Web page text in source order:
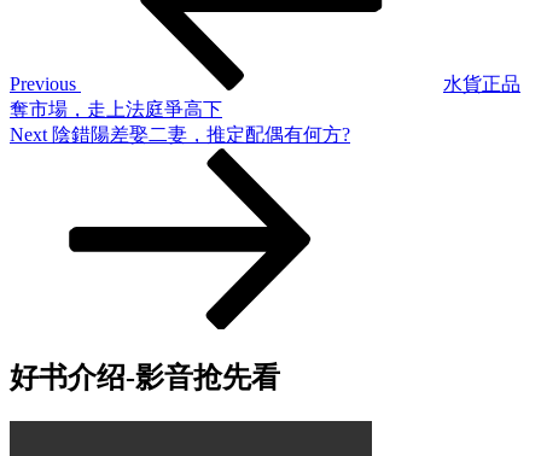
Previous
水貨正品
奪市場，走上法庭爭高下
Next
Next 陰錯陽差娶二妻，推定配偶有何方?
好书介绍-影音抢先看